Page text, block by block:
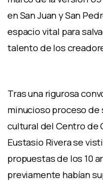
en San Juan y San
espacio vital para
talento de los
Tras una rigurosa
minucioso proceso
cultural del Centro de
Eustasio Rivera se
propuestas de los 10
previamente habían